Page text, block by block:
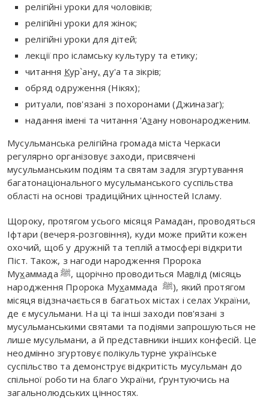
релігійні уроки для чоловіків;
релігійні уроки для жінок;
релігійні уроки для дітей;
лекції про ісламську культуру та етику;
читання Кур`ану, ду'а та зікрів;
обряд одруження (Нікях);
ритуали, пов'язані з похоронами (Джиназаг);
надання імені та читання 'Азану новонародженим.
Мусульманська релігійна громада міста Черкаси
регулярно організовує заходи, присвячені
мусульманським подіям та святам задля згуртування
багатонаціонального мусульманського суспільства
області на основі традиційних цінностей Ісламу.
Щороку, протягом усього місяця Рамадан, проводяться
Іфтари (вечеря-розговіння), куди може прийти кожен
охочий, щоб у дружній та теплій атмосфері відкрити
Піст. Також, з нагоди народження Пророка
Мух аммада ﷺ, щорічно проводиться Мавлід (місяць
народження Пророка Мухаммада ﷺ), який протягом
місяця відзначається в багатьох містах і селах України,
де є мусульмани. На ці та інші заходи пов'язані з
мусульманськими святами та подіями запрошуються не
лише мусульмани, а й представники інших конфесій. Це
неодмінно згуртовує полікультурне українське
суспільство та демонструє відкритість мусульман до
спільної роботи на благо України, ґрунтуючись на
загальнолюдських цінностях.